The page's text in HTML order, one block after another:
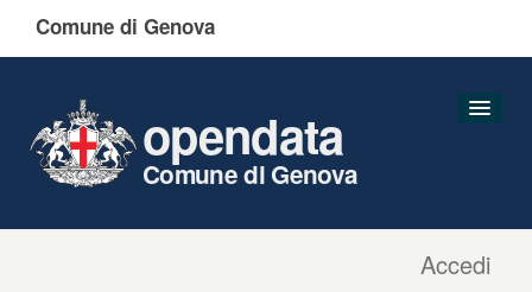
Comune di Genova
Accedi
opendata
Comune di Genova